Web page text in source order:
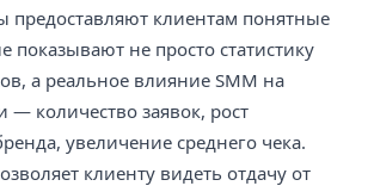
предоставляют клиентам понятные
показывают не просто статистику
а реальное влияние SMM на
— количество заявок, рост
увеличение среднего чека.
клиенту видеть отдачу от